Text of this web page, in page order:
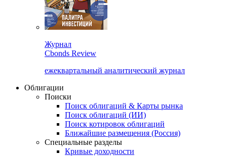
Cbonds Review
ежеквартальный аналитический журнал
Облигации
Поиски
Поиск облигаций & Карты рынка
Поиск облигаций (ИИ)